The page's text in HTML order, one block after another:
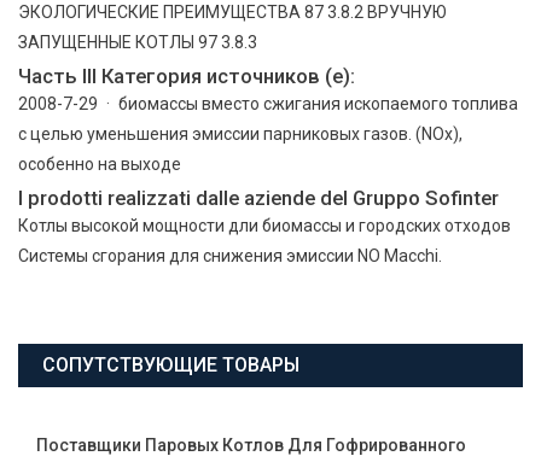
ЭКОЛОГИЧЕСКИЕ ПРЕИМУЩЕСТВА 87 3.8.2 ВРУЧНУЮ
ЗАПУЩЕННЫЕ КОТЛЫ 97 3.8.3
Часть III Категория источников (e):
2008-7-29 · биомассы вместо сжигания ископаемого топлива
с целью уменьшения эмиссии парниковых газов. (NOx),
особенно на выходе
I prodotti realizzati dalle aziende del Gruppo Sofinter
Котлы высокой мощности дли биомассы и городских отходов
Системы сгорания для снижения эмиссии NO Macchi.
СОПУТСТВУЮЩИЕ ТОВАРЫ
Поставщики Паровых Котлов Для Гофрированного